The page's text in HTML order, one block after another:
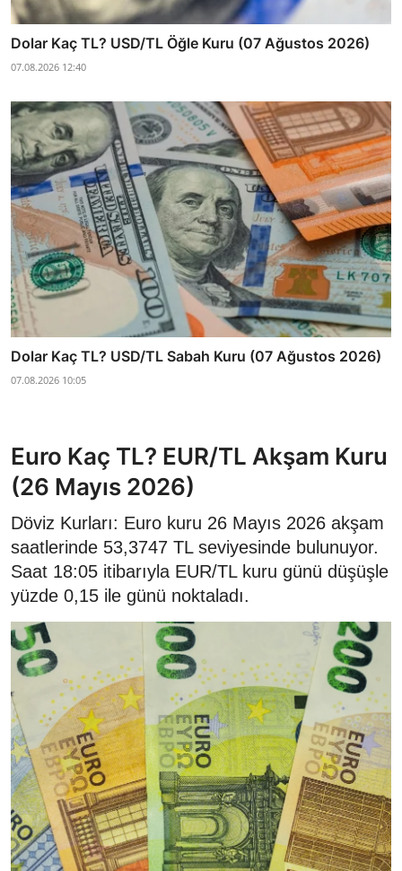
Dolar Kaç TL? USD/TL Öğle Kuru (07 Ağustos 2026)
07.08.2026 12:40
Dolar Kaç TL? USD/TL Sabah Kuru (07 Ağustos 2026)
07.08.2026 10:05
Euro Kaç TL? EUR/TL Akşam Kuru
(26 Mayıs 2026)
Döviz Kurları: Euro kuru 26 Mayıs 2026 akşam
saatlerinde 53,3747 TL seviyesinde bulunuyor.
Saat 18:05 itibarıyla EUR/TL kuru günü düşüşle
yüzde 0,15 ile günü noktaladı.